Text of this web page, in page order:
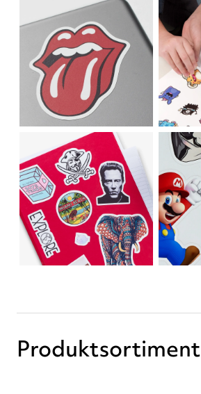
Produktsortiment